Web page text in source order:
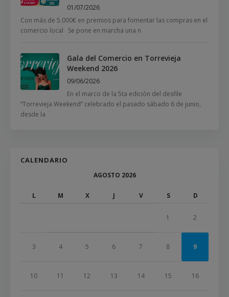
01/07/2026
Con más de 5.000€ en premios para fomentar las compras en el
comercio local Se pone en marcha una n
Gala del Comercio en Torrevieja
Weekend 2026
09/06/2026
En el marco de la 5ta edición del desfile
“Torrevieja Weekend” celebrado el pasado sábado 6 de junio,
desde la
CALENDARIO
AGOSTO 2026
L M X J V S D
1 2
3 4 5 6 7 8 9
10 11 12 13 14 15 16